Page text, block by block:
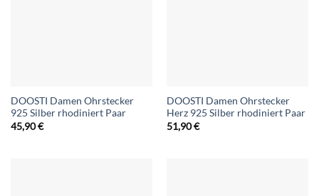
DOOSTI Damen Ohrstecker
925 Silber rhodiniert Paar
45,90€
DOOSTI Damen Ohrstecker
Herz 925 Silber rhodiniert Paar
51,90€